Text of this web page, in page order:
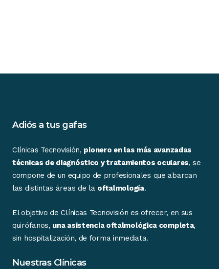
Adiós a tus gafas
Clínicas Tecnovisión, pionero en las más avanzadas
técnicas de diagnóstico y tratamientos oculares, se
compone de un equipo de profesionales que abarcan
las distintas áreas de la oftalmología.
El objetivo de Clínicas Tecnovisión es ofrecer, en sus
quirófanos, una asistencia oftalmológica completa,
sin hospitalización, de forma inmediata.
Nuestras Clínicas